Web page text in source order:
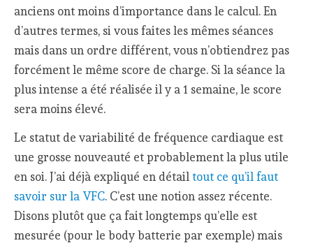
anciens ont moins d’importance dans le calcul. En
d’autres termes, si vous faites les mêmes séances
mais dans un ordre différent, vous n’obtiendrez pas
forcément le même score de charge. Si la séance la
plus intense a été réalisée il y a 1 semaine, le score
sera moins élevé.
Le statut de variabilité de fréquence cardiaque est
une grosse nouveauté et probablement la plus utile
en soi. J’ai déjà expliqué en détailtout ce qu’il faut
savoir sur la VFC. C’est une notion assez récente.
Disons plutôt que ça fait longtemps qu’elle est
mesurée (pour le body batterie par exemple) mais